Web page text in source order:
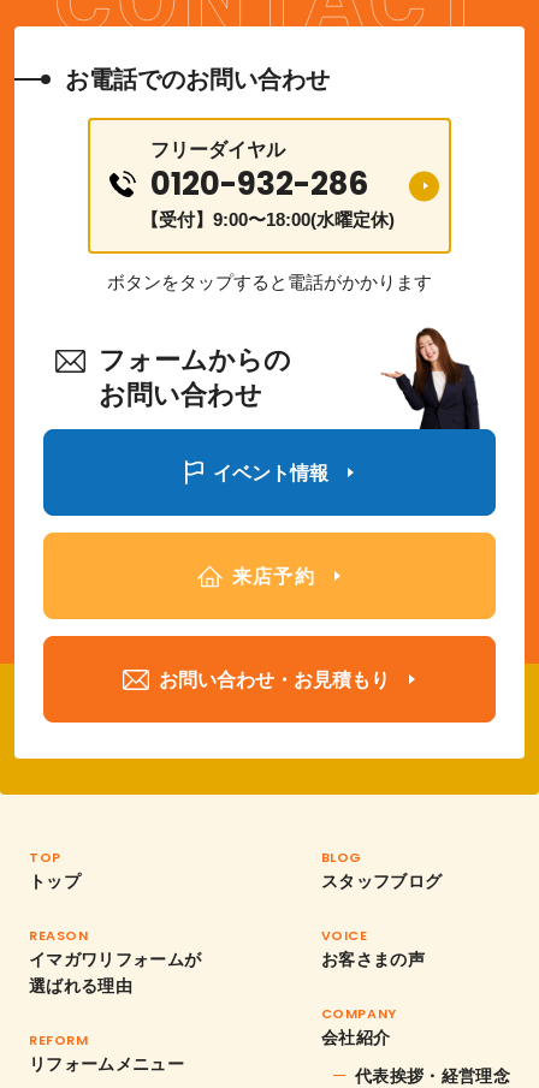
お電話でのお問い合わせ
フリーダイヤル
0120-932-286
【受付】9:00〜18:00(水曜定休)
ボタンをタップすると電話がかかります
フォームからの
お問い合わせ
イベント情報
来店予約
お問い合わせ・お見積もり
TOP
トップ
REASON
イマガワリフォームが
選ばれる理由
REFORM
リフォームメニュー
BLOG
スタッフブログ
VOICE
お客さまの声
COMPANY
会社紹介
代表挨拶・経営理念